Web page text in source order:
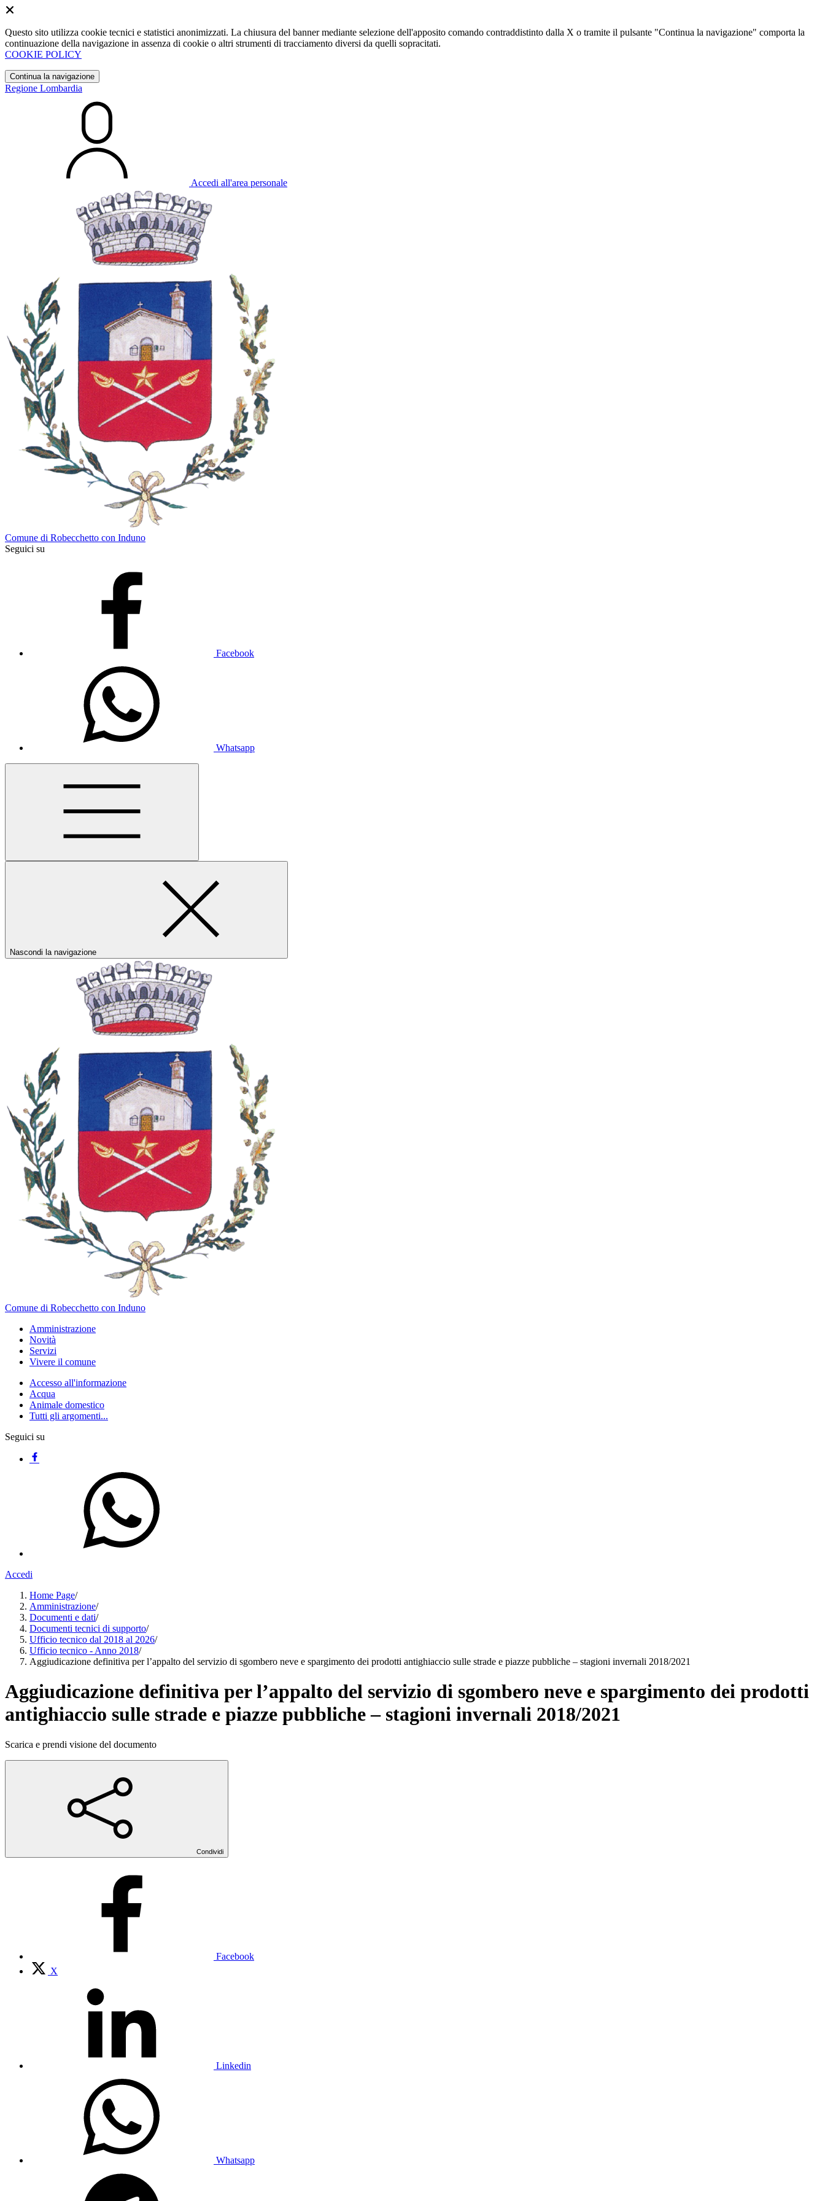
Questo sito utilizza cookie tecnici e statistici anonimizzati. La chiusura del banner mediante selezione dell'apposito comando contraddistinto dalla X o tramite il pulsante "Continua la navigazione" comporta la
continuazione della navigazione in assenza di cookie o altri strumenti di tracciamento diversi da quelli sopracitati.
COOKIE POLICY
Continua la navigazione
Regione Lombardia
Accedi all'area personale
Comune di Robecchetto con Induno
Seguici su
Facebook
Whatsapp
Nascondi la navigazione
Comune di Robecchetto con Induno
Amministrazione
Novità
Servizi
Vivere il comune
Accesso all'informazione
Acqua
Animale domestico
Tutti gli argomenti...
Seguici su
Accedi
Home Page/
Amministrazione/
Documenti e dati/
Documenti tecnici di supporto/
Ufficio tecnico dal 2018 al 2026/
Ufficio tecnico - Anno 2018/
Aggiudicazione definitiva per l’appalto del servizio di sgombero neve e spargimento dei prodotti antighiaccio sulle strade e piazze pubbliche – stagioni invernali 2018/2021
Aggiudicazione definitiva per l’appalto del servizio di sgombero neve e spargimento dei prodotti
antighiaccio sulle strade e piazze pubbliche – stagioni invernali 2018/2021
Scarica e prendi visione del documento
Condividi
Facebook
X
Linkedin
Whatsapp